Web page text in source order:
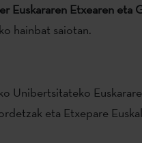
Euskararen Etxearen eta
hainbat saiotan.
Unibertsitateko
eta Etxepare